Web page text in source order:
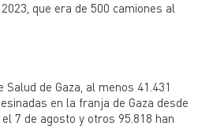
que era de 500 camiones al
de Gaza, al menos 41.431
en la franja de Gaza desde
7 de agosto y otros 95.818 han